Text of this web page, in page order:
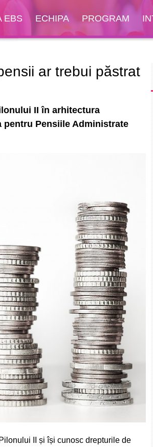
EBS ECHIPA PROGRAM
ar trebui păstrat
II în arhitectura
Pensiile Administrate
II și își cunosc drepturile de